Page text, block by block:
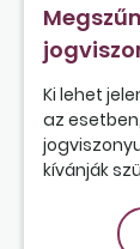
Ki lehet
az
kívánják